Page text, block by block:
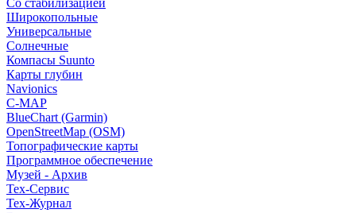
Со стабилизацией
Широкопольные
Универсальные
Солнечные
Компасы Suunto
Карты глубин
Navionics
C-MAP
BlueChart (Garmin)
OpenStreetMap (OSM)
Топографические карты
Программное обеспечение
Музей - Архив
Tex-Сервис
Тех-Журнал